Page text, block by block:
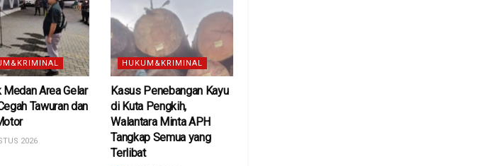
Area Gelar
Tawuran dan
2026
HUKUM&KRIMINAL
Kasus Penebangan Kayu
di Kuta Pengkih,
Walantara Minta APH
Tangkap Semua yang
Terlibat